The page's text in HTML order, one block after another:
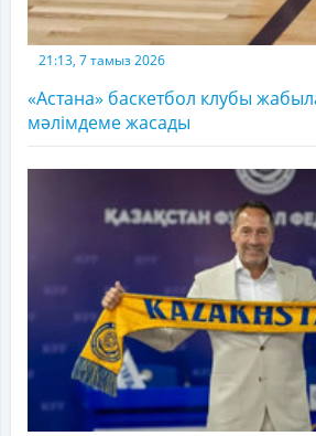
21:13, 7 тамыз 2026
«Астана» баскетбол клубы
мәлімдеме жасады